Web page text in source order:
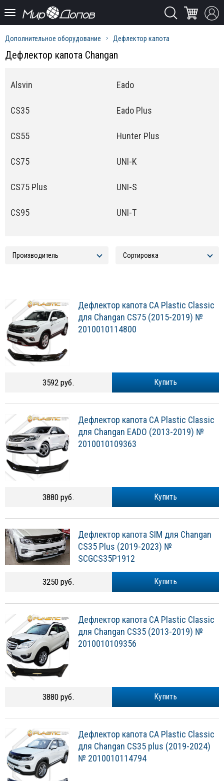
Дополнительное оборудование Дефлектор капота
Дефлектор капота Changan
Alsvin
CS35
CS55
CS75
CS75 Plus
CS95
Eado
Eado Plus
Hunter Plus
UNI-K
UNI-S
UNI-T
Дефлектор капота CA Plastic Classic
для Changan CS75 (2015-2019) №
2010010114800
Купить
3592 руб.
Дефлектор капота CA Plastic Classic
для Changan EADO (2013-2019) №
2010010109363
Купить
3880 руб.
Дефлектор капота SIM для Changan
CS35 Plus (2019-2023) №
SCGCS35P1912
Купить
3250 руб.
Дефлектор капота CA Plastic Classic
для Changan CS35 (2013-2019) №
2010010109356
Купить
3880 руб.
Дефлектор капота CA Plastic Classic
для Changan CS35 plus (2019-2024)
№ 2010010114794